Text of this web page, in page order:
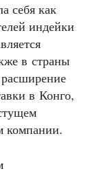
себя как
индейки
в страны
в Конго,
компании.